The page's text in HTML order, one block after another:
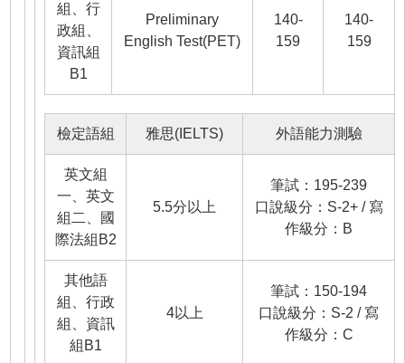
組、行
政組、
資訊組
B1
Preliminary
English Test(PET)
140-
159
140-
159
檢定語組 雅思(IELTS) 外語能力測驗
英文組
一、英文
組二、國
際法組B2
5.5分以上
筆試：195-239
口說級分：S-2+ / 寫
作級分：B
其他語
組、行政
組、資訊
組B1
4以上
筆試：150-194
口說級分：S-2 / 寫
作級分：C